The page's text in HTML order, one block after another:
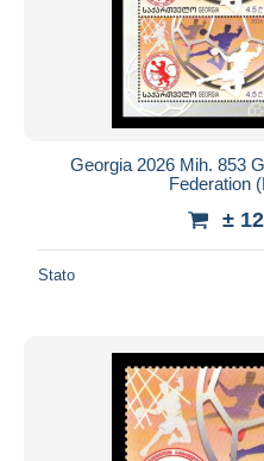
Georgia 2026 Mih. 853
Federation
±
Stato